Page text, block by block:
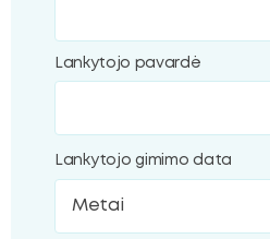
Lankytojo pavardė
Lankytojo gimimo data